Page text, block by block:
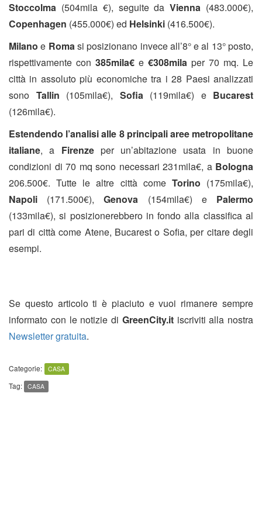
Stoccolma (504mila €), seguite daVienna (483.000€),
Copenhagen (455.000€) ed Helsinki (416.500€).
Milanoe Romasi posizionano invece all’8° e al 13° posto,
rispettivamente con 385mila€ e €308mila per 70 mq. Le
città in assoluto più economiche tra i 28 Paesi analizzati
sono Tallin (105mila€), Sofia(119mila€) e Bucarest
(126mila€).
Estendendo l’analisi alle 8 principali aree metropolitane
italiane, a Firenzeper un’abitazione usata in buone
condizioni di 70 mq sono necessari 231mila€, a Bologna
206.500€. Tutte le altre città come Torino (175mila€),
Napoli (171.500€),Genova (154mila€) e Palermo
(133mila€), si posizionerebbero in fondo alla classifica al
pari di città come Atene, Bucarest o Sofia, per citare degli
esempi.
Se questo articolo ti è piaciuto e vuoi rimanere sempre
informato con le notizie di GreenCity.itiscriviti alla nostra
Newsletter gratuita.
Categorie: CASA
Tag: CASA